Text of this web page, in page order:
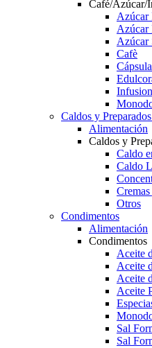
Café/Azúcar/
Azúcar
Azúcar
Azúcar
Cafè
Caldos y
Alimentación
Caldos y
Caldo
Caldo
Otros
Condimentos
Alimentación
Condimentos
Aceite
Aceite
Aceite
Aceite
Sal
Sal